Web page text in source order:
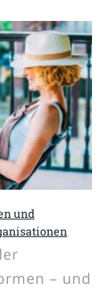
und
– und